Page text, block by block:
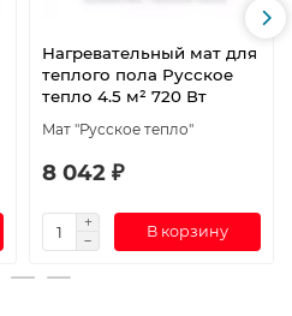
Нагревательный мат для
теплого пола Русское
тепло 4.5 м² 720 Вт
Мат "Русское тепло"
8 042 ₽
В корзину